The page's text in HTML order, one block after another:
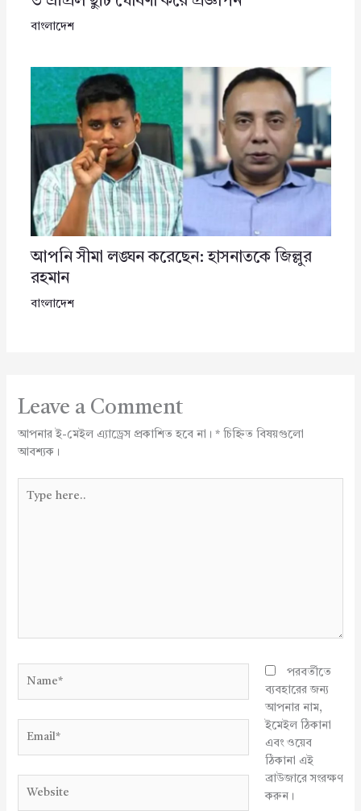
বাংলাদেশ
আপনি সীমা লঙ্ঘন করেছেন: হাসনাতকে জিল্লুর
রহমান
বাংলাদেশ
Leave a Comment
আপনার ই-মেইল এ্যাড্রেস প্রকাশিত হবে না। *চিহ্নিত বিষয়গুলো
আবশ্যক।
here..
পরবর্তীতে
ব্যবহারের জন্য
আপনার নাম,
ইমেইল ঠিকানা
এবং ওয়েব
ঠিকানা এই
ব্রাউজারে সংরক্ষণ
করুন।